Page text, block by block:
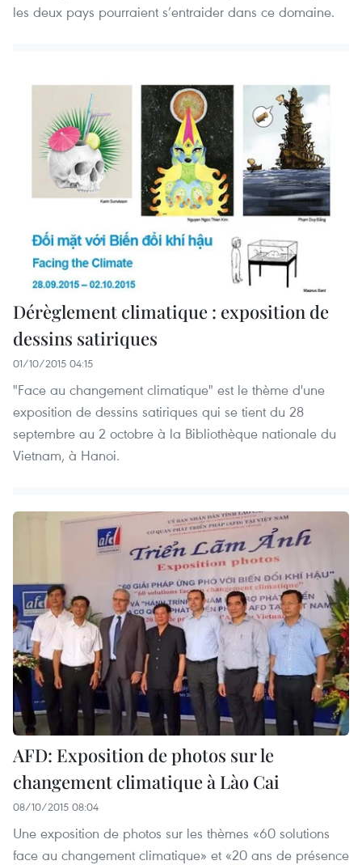
les deux pays pourraient s’entraider dans ce domaine.
Dérèglement climatique : exposition de
dessins satiriques
01/10/2015 04:15
"Face au changement climatique" est le thème d'une
exposition de dessins satiriques qui se tient du 28
septembre au 2 octobre à la Bibliothèque nationale du
Vietnam, à Hanoi.
AFD: Exposition de photos sur le
changement climatique à Lào Cai
08/10/2015 08:04
Une exposition de photos sur les thèmes «60 solutions
face au changement climatique» et «20 ans de présence